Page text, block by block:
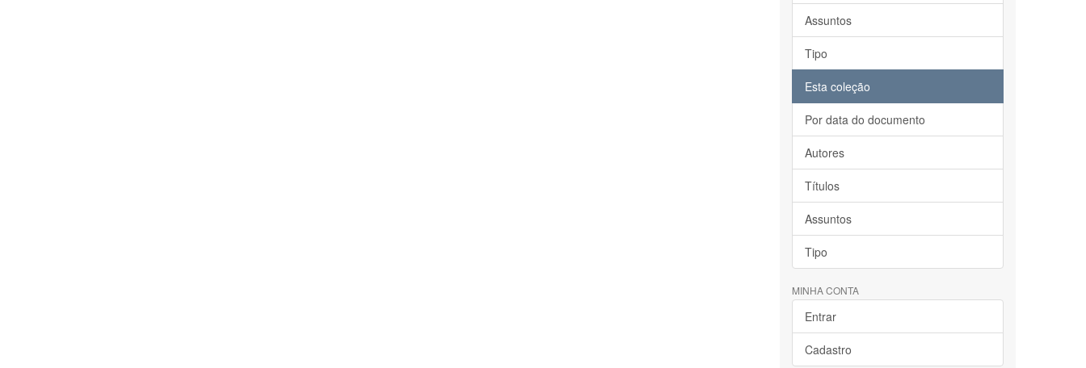
Assuntos
Tipo
Esta coleção
Por data do documento
Autores
Títulos
Assuntos
Tipo
MINHA CONTA
Entrar
Cadastro